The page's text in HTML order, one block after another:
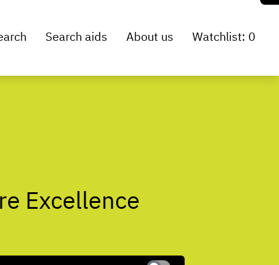
Search aids About us Watchlist: 0
Excellence